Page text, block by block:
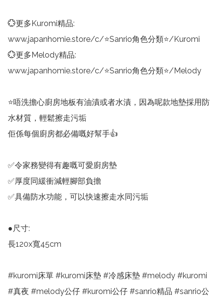
💮更多Kuromi精品:
www.japanhomie.store/c/⭐Sanrio角色分類⭐/Kuromi
💮更多Melody精品:
www.japanhomie.store/c/⭐Sanrio角色分類⭐/Melody
⭐唔洗擔心廚房地板有油漬或者水漬，因為呢款地墊採用防
水材質，輕鬆擦走污垢
佢係每個廚房都必備嘅好幫手👍
✅令家務變得有趣嘅可愛廚房墊
✅厚度同緩衝減輕腳部負擔
✅具備防水功能，可以快速擦走水同污垢
●尺寸:
長120x寬45cm
#kuromi床單 #kuromi床墊 #冷感床墊 #melody #kuromi
#真夜 #melody公仔 #kuromi公仔 #sanrio精品 #sanrio公